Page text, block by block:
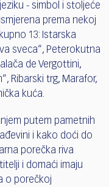
- simbol i stoljeće
prema nekoj
13: Istarska
sveca“, Peterokutna
de Vergottini,
Ribarski trg, Marafor,
kuća.
putem pametnih
i kako doći do
porečka riva
i domaći imaju
o porečkoj